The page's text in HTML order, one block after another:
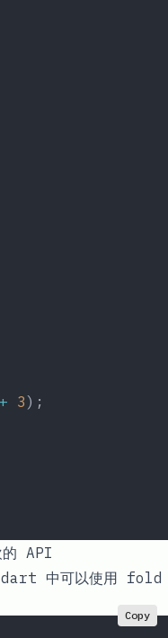
+ 3);
的 API
dart 中可以使用 fold
Copy